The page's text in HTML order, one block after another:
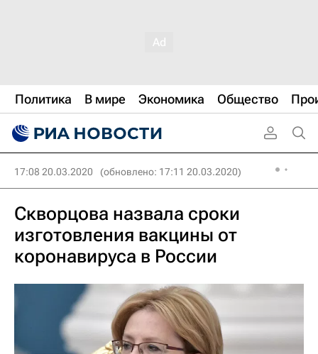
Политика В мире Экономика Общество
17:08 20.03.2020 (обновлено: 17:11 20.03.2020)
Скворцова назвала сроки
изготовления вакцины от
коронавируса в России